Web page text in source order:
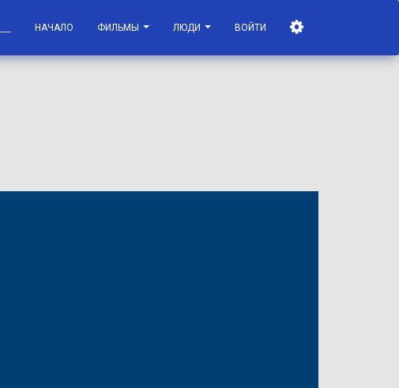
НАЧАЛО ФИЛЬМЫ ЛЮДИ ВОЙТИ